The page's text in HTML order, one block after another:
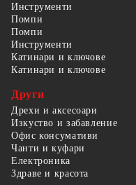
Инструменти
Помпи
Помпи
Инструменти
Катинари и ключове
Катинари и ключове
Други
Дрехи и аксесоари
Изкуство и забавление
Офис консумативи
Чанти и куфари
Електроника
Здраве и красота